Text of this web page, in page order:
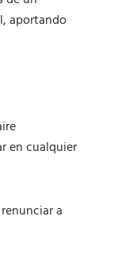
aportando
en cualquier
a